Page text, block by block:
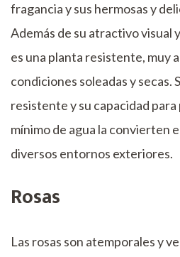
fragancia y sus hermosas y
Además de su atractivo visual
es una planta resistente, muy
condiciones soleadas y secas.
resistente y su capacidad
mínimo de agua la convierten
diversos entornos exteriores.
Rosas
Las rosas son atemporales y